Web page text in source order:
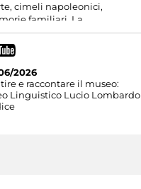
cimeli napoleonici,
familiari. La
2026
e raccontare il museo:
Linguistico Lucio Lombardo